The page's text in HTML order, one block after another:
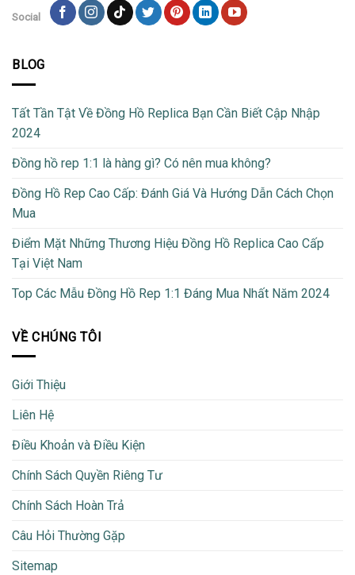
Social
BLOG
Tất Tần Tật Về Đồng Hồ Replica Bạn Cần Biết Cập Nhập
2024
Đồng hồ rep 1:1 là hàng gì? Có nên mua không?
Đồng Hồ Rep Cao Cấp: Đánh Giá Và Hướng Dẫn Cách Chọn
Mua
Điểm Mặt Những Thương Hiệu Đồng Hồ Replica Cao Cấp
Tại Việt Nam
Top Các Mẫu Đồng Hồ Rep 1:1 Đáng Mua Nhất Năm 2024
VỀ CHÚNG TÔI
Giới Thiệu
Liên Hệ
Điều Khoản và Điều Kiện
Chính Sách Quyền Riêng Tư
Chính Sách Hoàn Trả
Câu Hỏi Thường Gặp
Sitemap